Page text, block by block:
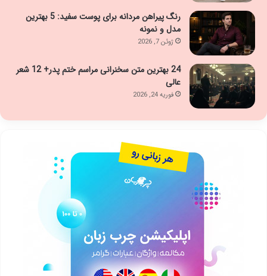
رنگ پیراهن مردانه برای پوست سفید: 5 بهترین
مدل و نمونه
ژوئن 7, 2026
24 بهترین متن سخنرانی مراسم ختم پدر+ 12 شعر
عالی
فوریه 24, 2026